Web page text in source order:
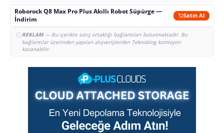
Roborock Q8 Max Pro Plus Akıllı Robot Süpürge —
İndirim
Satın Al
REKLAM— Bu içerikte satış ortaklığı bağlantıları bulunmaktadır. Bu
bağlantılar üzerinden yapılan alışverişlerden Teknoblog komisyon
kazanabilir.